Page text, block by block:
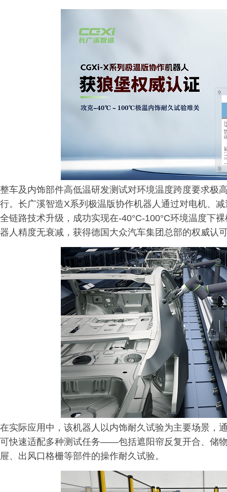
整车及内饰部件高低温研发测试对环境温度跨度要求极
行。长广溪智造X系列极温版协作机器人通过对电机、
全链路技术升级，成功实现在-40°C-100°C环境温度下
器人精度无衰减，获得德国大众汽车集团总部的权威认
在实际应用中，该机器人以内饰耐久试验为主要场景，
可快速适配多种测试任务——包括遮阳帘反复开合、储
屉、出风口格栅等部件的操作耐久试验。